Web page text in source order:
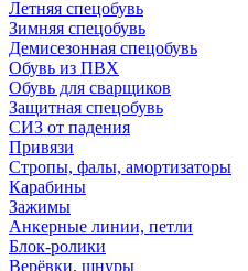
Летняя спецобувь
Зимняя спецобувь
Демисезонная спецобувь
Обувь из ПВХ
Обувь для сварщиков
Защитная спецобувь
СИЗ от падения
Привязи
Стропы, фалы, амортизаторы
Карабины
Зажимы
Анкерные линии, петли
Блок-ролики
Верёвки, шнуры